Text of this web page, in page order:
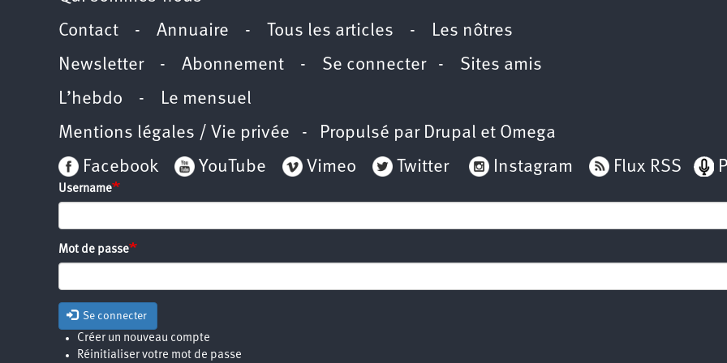
Contact - Annuaire - Tous les articles - Les nôtres
Newsletter- Abonnement - Se connecter- Sites amis
L’hebdo - Le mensuel
Mentions légales / Vie privée - Propulsé par Drupal et Omega
Facebook
YouTube Vimeo Twitter Instagram Flux RSS
Username
Mot de passe
Se connecter
Créer un nouveau compte
Réinitialiser votre mot de passe